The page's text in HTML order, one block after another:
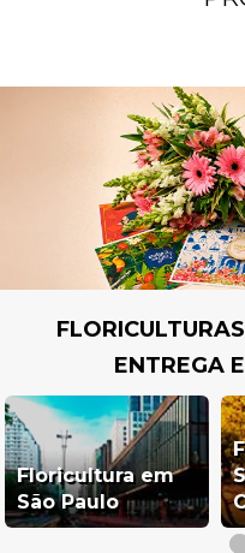
ENTREGA
Floricultura em
São Paulo